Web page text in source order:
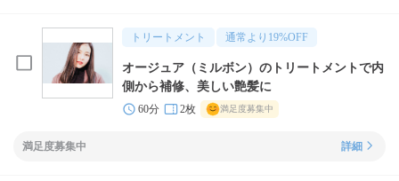
トリートメント 通常より 19%OFF
オージュア（ミルボン）のトリートメントで内
側から補修、美しい艶髪に
60分 2枚 満足度募集中
満足度募集中 詳細